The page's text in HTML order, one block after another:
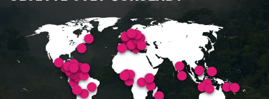
Latitude Standout Chocolate